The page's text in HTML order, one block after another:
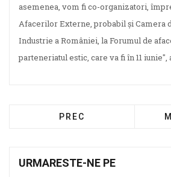
asemenea, vom fi co-organizatori,
Afacerilor Externe, probabil şi Camera
Industrie a României, la Forumul de
parteneriatul estic, care va fi în 11
PREC
URMARESTE-NE PE